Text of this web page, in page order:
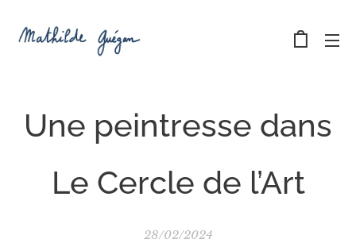
Une peintresse dans
Le Cercle de l’Art
28/02/2024